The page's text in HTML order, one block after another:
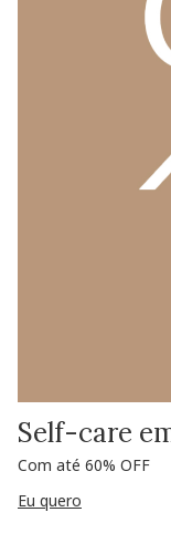
Self-care
Com até 60% OFF
Eu quero